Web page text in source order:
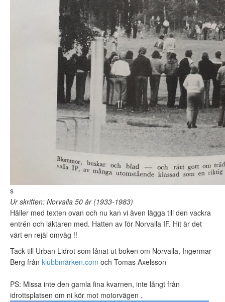
s
Ur skriften: Norvalla 50 år (1933-1983)
Håller med texten ovan och nu kan vi även lägga till den vackra
entrén och läktaren med. Hatten av för Norvalla IF. Hit är det
värt en rejäl omväg !!
Tack till Urban Lidrot som lånat ut boken om Norvalla, Ingermar
Berg från klubbmärken.com och Tomas Axelsson
PS: Missa inte den gamla fina kvarnen, inte långt från
idrottsplatsen om ni kör mot motorvägen .